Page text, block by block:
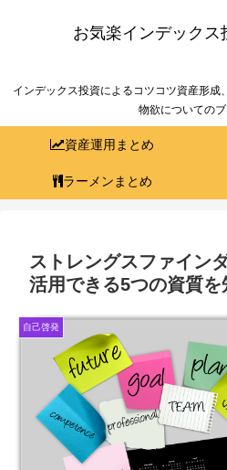
お気楽インデックス
インデックス投資によるコツコツ資産形
物欲についての
資産運用まとめ
ラーメンまとめ
ストレングスファイン
活用できる5つの資質を
自己啓発